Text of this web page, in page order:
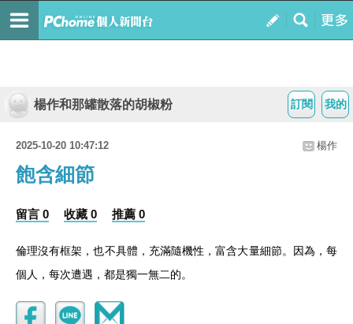
我的
訂閱
楊作和那罐散落的胡椒粉
2025-10-20 10:47:12 楊作
飽含細節
留言 0 收藏 0 推薦 0
倫理沒有框架，也不具體，充滿隨機性，富含大量細節。因為，每
個人，每次遭遇，都是獨一無二的。